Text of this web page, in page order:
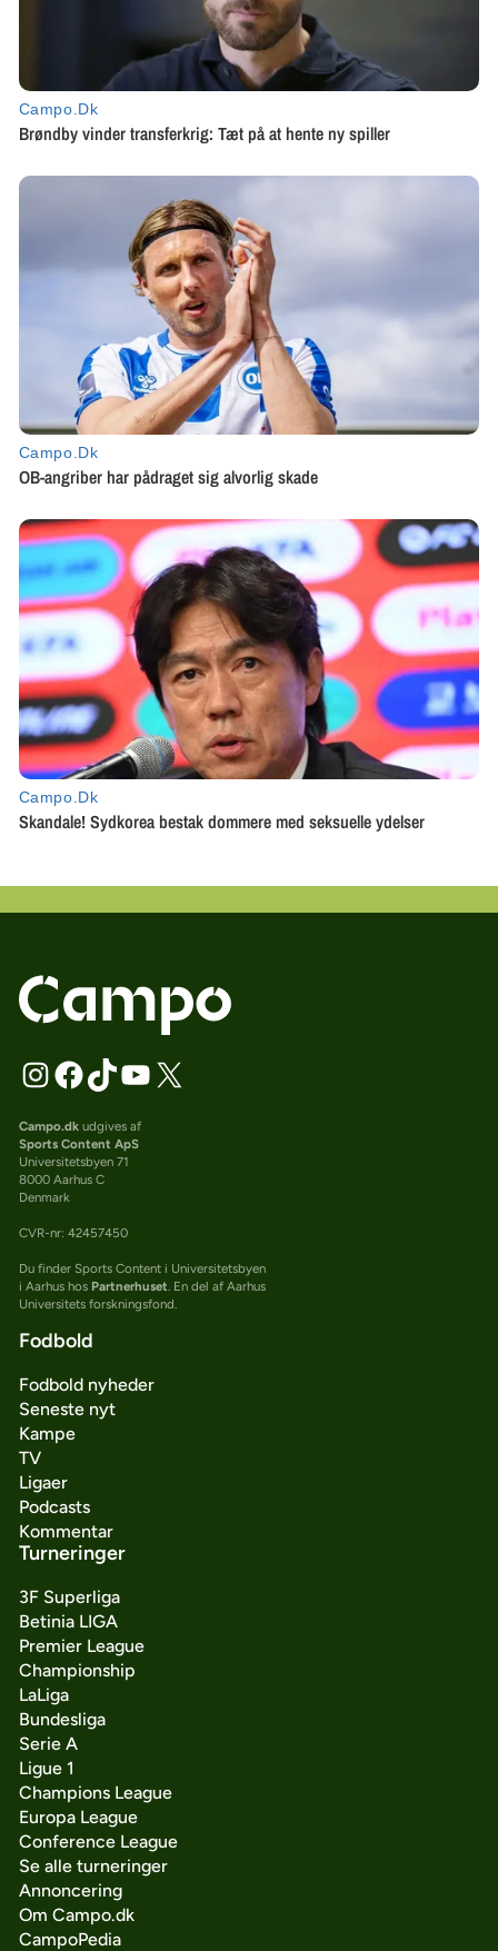
Campo.dkudgives af
Sports Content ApS
Universitetsbyen 71
8000 Aarhus C
Denmark
CVR-nr: 42457450
Du finder Sports Content i Universitetsbyen
i Aarhus hos Partnerhuset. En del af Aarhus
Universitets forskningsfond.
Fodbold
Fodbold nyheder
Seneste nyt
Kampe
TV
Ligaer
Podcasts
Kommentar
Turneringer
3F Superliga
Betinia LIGA
Premier League
Championship
LaLiga
Bundesliga
Serie A
Ligue 1
Champions League
Europa League
Conference League
Se alle turneringer
Annoncering
Om Campo.dk
CampoPedia